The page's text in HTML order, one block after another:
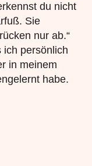
du nicht
Sie
nur ab.“
ich persönlich
in meinem
habe.